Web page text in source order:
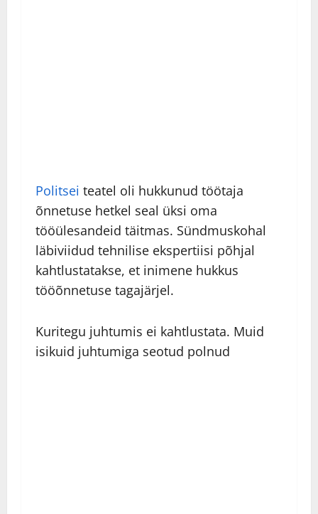
Politsei teatel oli hukkunud töötaja
õnnetuse hetkel seal üksi oma
tööülesandeid täitmas. Sündmuskohal
läbiviidud tehnilise ekspertiisi põhjal
kahtlustatakse, et inimene hukkus
tööõnnetuse tagajärjel.
Kuritegu juhtumis ei kahtlustata. Muid
isikuid juhtumiga seotud polnud